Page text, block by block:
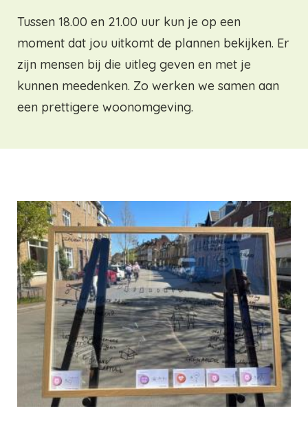
Tussen 18.00 en 21.00 uur kun je op een
moment dat jou uitkomt de plannen bekijken. Er
zijn mensen bij die uitleg geven en met je
kunnen meedenken. Zo werken we samen aan
een prettigere woonomgeving.